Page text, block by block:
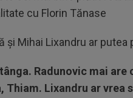
cu Florin Tănase
și Mihai Lixandru ar
Radunovic mai
Thiam. Lixandru ar vrea